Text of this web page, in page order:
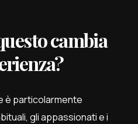
cambia
è particolarmente
gli appassionati e i